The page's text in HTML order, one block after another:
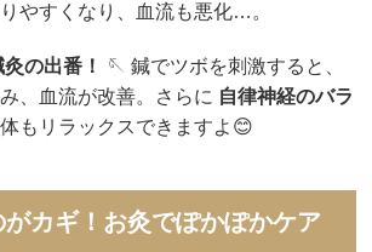
やすくなり、血流も悪化…。
灸の出番！
🪡 鍼でツボを刺激すると、
、血流が改善。さらに 自律神経のバラ
体もリラックスできますよ😊
カギ！お灸でぽかぽかケア